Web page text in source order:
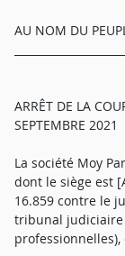
AU NOM DU
ARRÊT DE LA
SEPTEMBRE 2021
La société Moy
dont le siège est
16.859 contre le
tribunal judiciaire